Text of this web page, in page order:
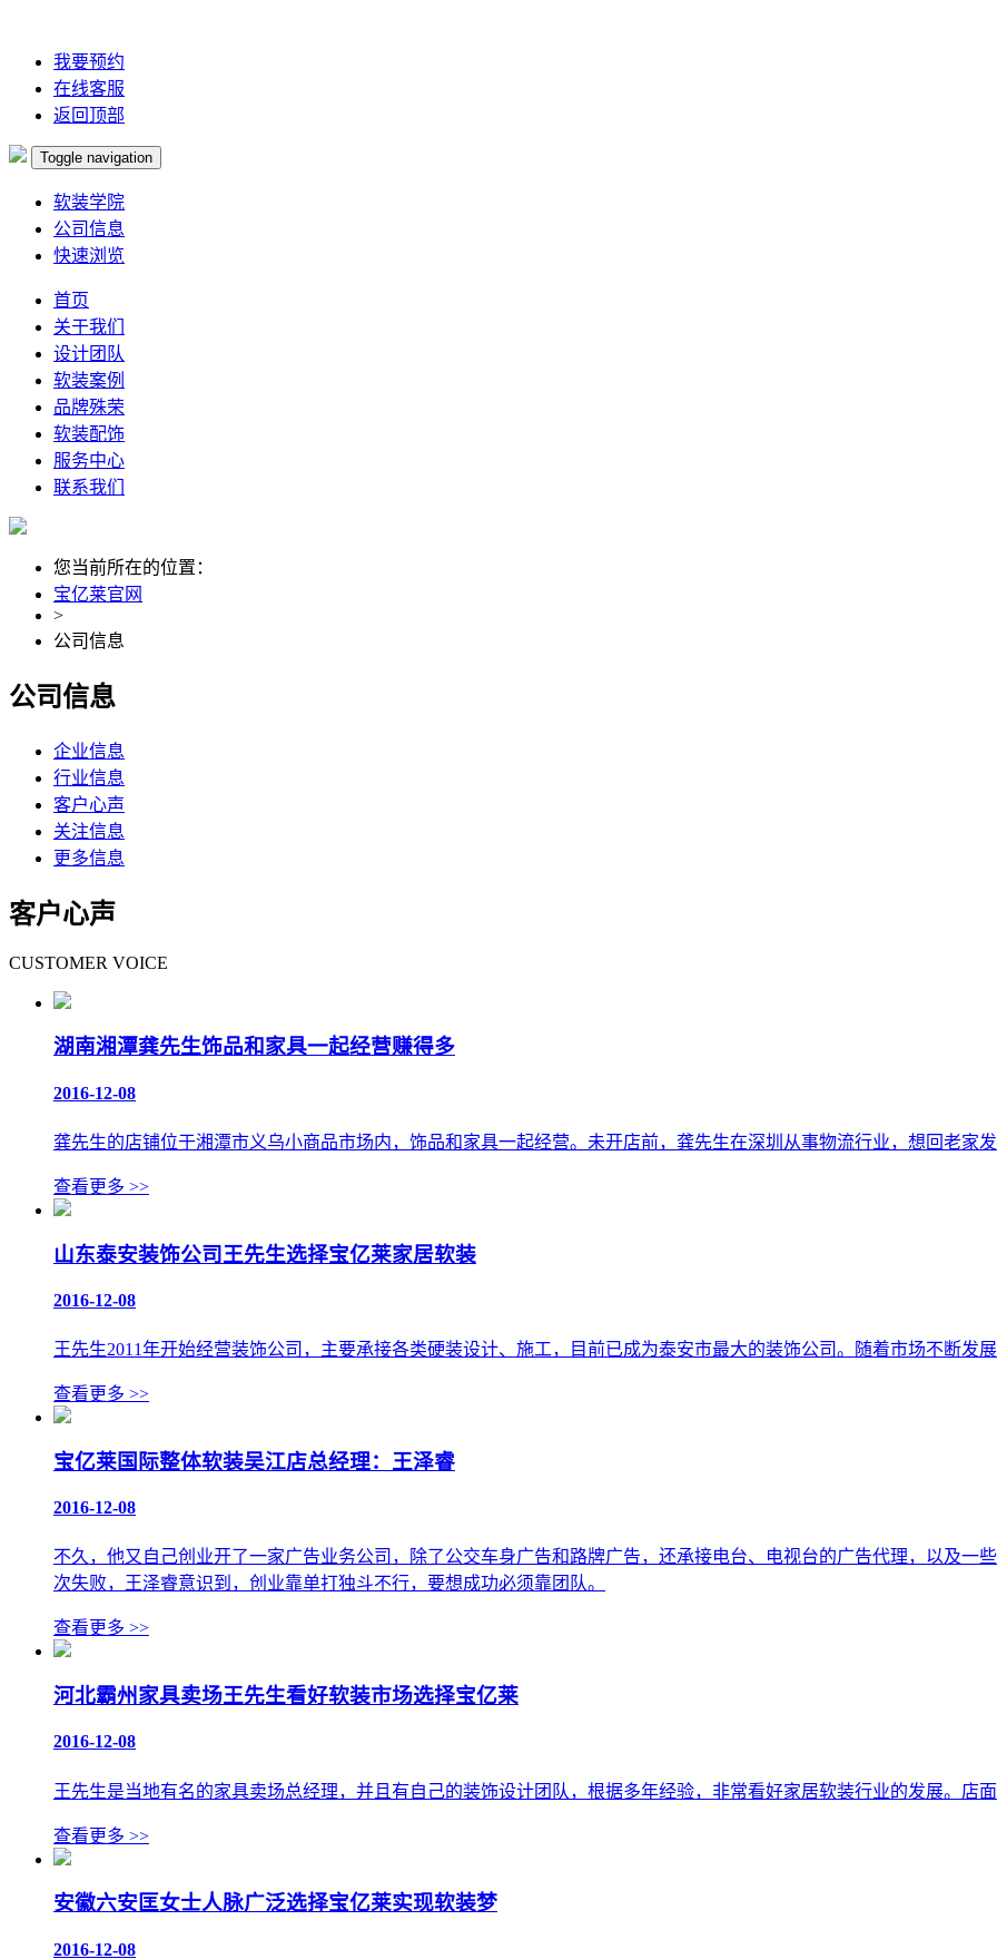
我要预约
在线客服
返回顶部
Toggle navigation
软装学院
公司信息
快速浏览
首页
关于我们
设计团队
软装案例
品牌殊荣
软装配饰
服务中心
联系我们
您当前所在的位置：
宝亿莱官网
>
公司信息
公司信息
企业信息
行业信息
客户心声
关注信息
更多信息
客户心声
CUSTOMER VOICE
湖南湘潭龚先生饰品和家具一起经营赚得多
2016-12-08
龚先生的店铺位于湘潭市义乌小商品市场内，饰品和家具一起经营。未开店前，龚先生在深圳从事物流行业，想回老家发
查看更多 >>
山东泰安装饰公司王先生选择宝亿莱家居软装
2016-12-08
王先生2011年开始经营装饰公司，主要承接各类硬装设计、施工，目前已成为泰安市最大的装饰公司。随着市场不断发
查看更多 >>
宝亿莱国际整体软装吴江店总经理：王泽睿
2016-12-08
不久，他又自己创业开了一家广告业务公司，除了公交车身广告和路牌广告，还承接电台、电视台的广告代理，以及一
次失败，王泽睿意识到，创业靠单打独斗不行，要想成功必须靠团队。
查看更多 >>
河北霸州家具卖场王先生看好软装市场选择宝亿莱
2016-12-08
王先生是当地有名的家具卖场总经理，并且有自己的装饰设计团队，根据多年经验，非常看好家居软装行业的发展。店
查看更多 >>
安徽六安匡女士人脉广泛选择宝亿莱实现软装梦
2016-12-08